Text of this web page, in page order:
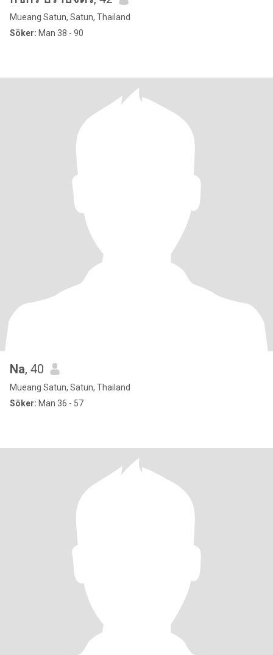
Mueang Satun, Satun, Thailand
Söker: Man 38 - 90
Na, 40
Mueang Satun, Satun, Thailand
Söker: Man 36 - 57